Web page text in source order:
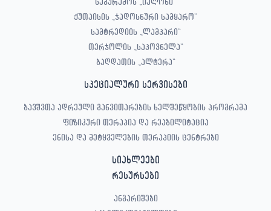
ქუთაისის „ჯადოსნური სამყარო“
სამტრედიის „ლამპარი“
თერჯოლის „საპოვნელა“
ბაღდათის „ალტერა“
სპეციალური სერვისები
ბავშვთა ადრეული განვითარების ხელშეწყობის პროგრამა
ფიზიკური თერაპია და რეაბილიტაცია
ენისა და მეტყველების თერაპიის ცენტრები
სიახლეები
რესურსები
ანგარიშები